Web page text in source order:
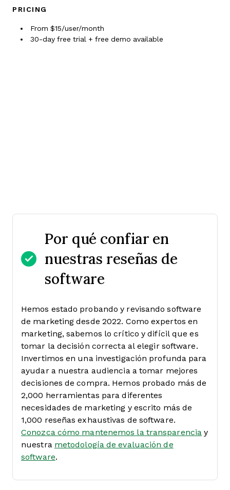
PRICING
From $15/user/month
30-day free trial + free demo available
Por qué confiar en
nuestras reseñas de
software
Hemos estado probando y revisando software
de marketing desde 2022. Como expertos en
marketing, sabemos lo crítico y difícil que es
tomar la decisión correcta al elegir software.
Invertimos en una investigación profunda para
ayudar a nuestra audiencia a tomar mejores
decisiones de compra. Hemos probado más de
2,000 herramientas para diferentes
necesidades de marketing y escrito más de
1,000 reseñas exhaustivas de software.
Conozca cómo mantenemos la transparencia y
nuestra metodología de evaluación de
software.